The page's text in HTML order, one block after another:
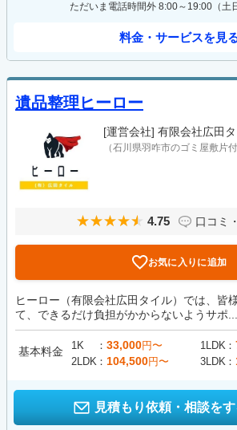
ただいま電話時間外 8:00～19:00（土
料金・サービスを見
遺品整理ヒーロー
[運営会社] 有限会社広田
（石川県羽咋市のゴミ屋敷片付
4.75 口コミ
お気に入りに追加
ヒーロー（有限会社広田タイル）では、皆
て、できるだけ負担がかからないようサポ...
基本料金 1K 33,000円〜 1LDK
2LDK
104,500円〜 3LDK
見積もり依頼・相談を